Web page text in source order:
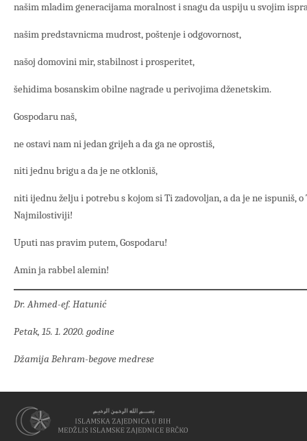
našim mladim generacijama moralnost i snagu da uspiju u svojim
našim predstavnicma mudrost, poštenje i odgovornost,
našoj domovini mir, stabilnost i prosperitet,
šehidima bosanskim obilne nagrade u perivojima dženetskim.
Gospodaru naš,
ne ostavi nam ni jedan grijeh a da ga ne oprostiš,
niti jednu brigu a da je ne otkloniš,
niti ijednu želju i potrebu s kojom si Ti zadovoljan, a da je ne ispuniš,
Najmilostiviji!
Uputi nas pravim putem, Gospodaru!
Amin ja rabbel alemin!
Dr. Ahmed-ef. Hatunić
Petak, 15. 1. 2020. godine
Džamija Behram-begove medrese